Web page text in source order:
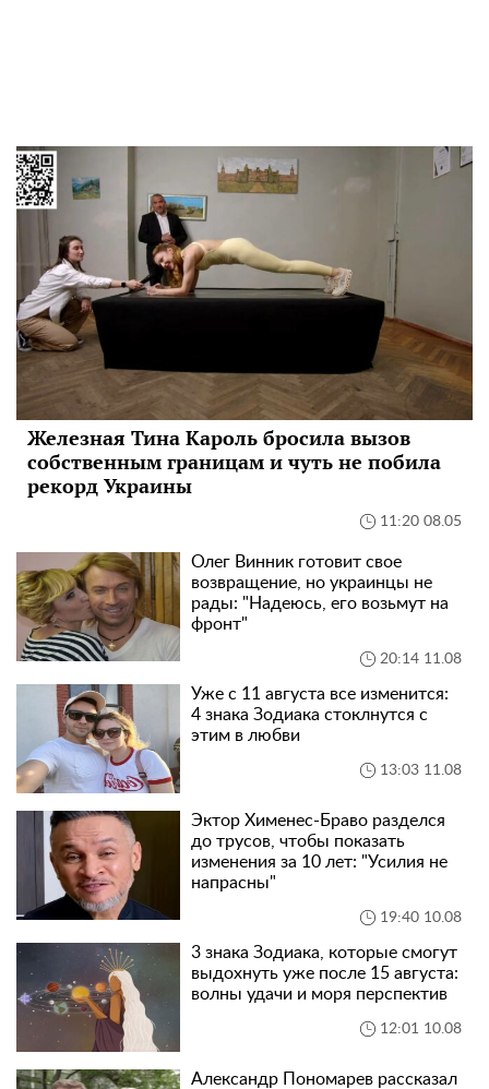
Железная Тина Кароль бросила вызов
собственным границам и чуть не побила
рекорд Украины
11:20 08.05
Олег Винник готовит свое
возвращение, но украинцы не
рады: "Надеюсь, его возьмут на
фронт"
20:14 11.08
Уже с 11 августа все изменится:
4 знака Зодиака стоклнутся с
этим в любви
13:03 11.08
Эктор Хименес-Браво разделся
до трусов, чтобы показать
изменения за 10 лет: "Усилия не
напрасны"
19:40 10.08
3 знака Зодиака, которые смогут
выдохнуть уже после 15 августа:
волны удачи и моря перспектив
12:01 10.08
Александр Пономарев рассказал